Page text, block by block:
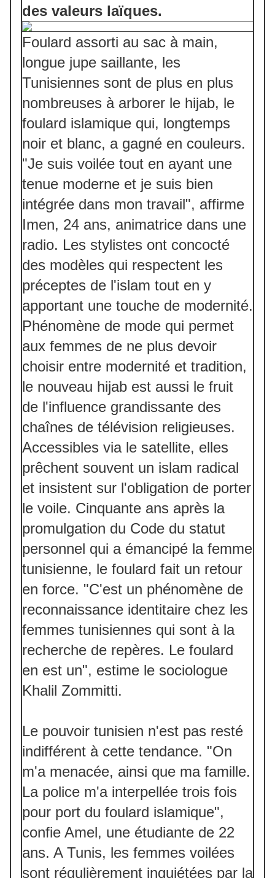
des valeurs laïques.
Foulard assorti au sac à main,
longue jupe saillante, les
Tunisiennes sont de plus en plus
nombreuses à arborer le hijab, le
foulard islamique qui, longtemps
noir et blanc, a gagné en couleurs.
"Je suis voilée tout en ayant une
tenue moderne et je suis bien
intégrée dans mon travail", affirme
Imen, 24 ans, animatrice dans une
radio. Les stylistes ont concocté
des modèles qui respectent les
préceptes de l'islam tout en y
apportant une touche de modernité.
Phénomène de mode qui permet
aux femmes de ne plus devoir
choisir entre modernité et tradition,
le nouveau hijab est aussi le fruit
de l'influence grandissante des
chaînes de télévision religieuses.
Accessibles via le satellite, elles
prêchent souvent un islam radical
et insistent sur l'obligation de porter
le voile. Cinquante ans après la
promulgation du Code du statut
personnel qui a émancipé la femme
tunisienne, le foulard fait un retour
en force. "C'est un phénomène de
reconnaissance identitaire chez les
femmes tunisiennes qui sont à la
recherche de repères. Le foulard
en est un", estime le sociologue
Khalil Zommitti.
Le pouvoir tunisien n'est pas resté
indifférent à cette tendance. "On
m'a menacée, ainsi que ma famille.
La police m'a interpellée trois fois
pour port du foulard islamique",
confie Amel, une étudiante de 22
ans. A Tunis, les femmes voilées
sont régulièrement inquiétées par la